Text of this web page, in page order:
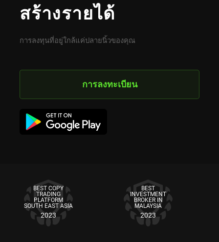
สร้างรายได้
การลงทุนที่อยู่ใกล้แค่ปลายนิ้วของคุณ
การลงทะเบียน
BEST COPY
TRADING
PLATFORM
SOUTH EAST ASIA
2023
BEST
INVESTMENT
BROKER IN
MALAYSIA
2023